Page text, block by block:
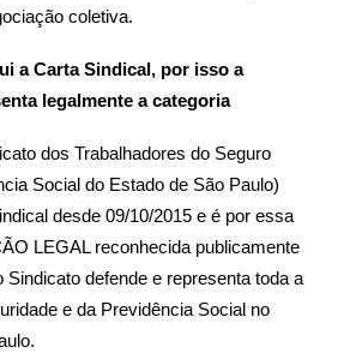
coletiva.
a Carta Sindical, por isso a
legalmente a categoria
dos Trabalhadores do Seguro
Social do Estado de São Paulo)
desde 09/10/2015 e é por essa
LEGAL reconhecida publicamente
Sindicato defende e representa toda a
e da Previdência Social no